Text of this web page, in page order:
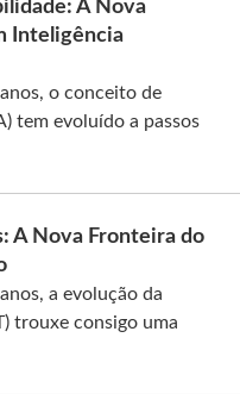
A Nova
Inteligência
o conceito de
tem evoluído a passos
A Nova Fronteira do
a evolução da
trouxe consigo uma